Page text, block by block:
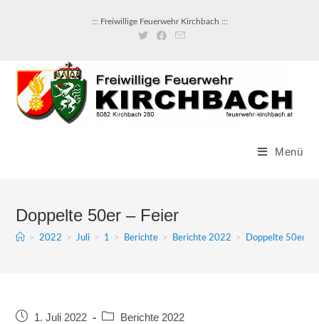
::: Freiwillige Feuerwehr Kirchbach :::
Menü
Doppelte 50er – Feier
> 2022 > Juli > 1 > Berichte > Berichte 2022 > Doppelte 50er –
1. Juli 2022 Berichte 2022